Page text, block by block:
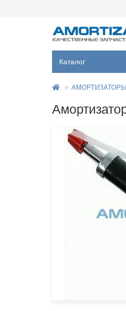
Каталог
АМОРТИЗАТОРЫ